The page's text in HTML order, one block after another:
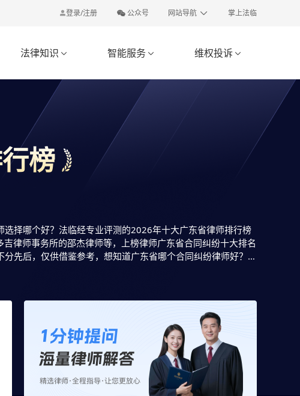
登录/注册 公众号 网站导航 掌上法临
法律知识  智能服务  维权投诉 
榜
择哪个好？法临经专业评测的2026年十大广东省律师排行榜
律师事务所的邵杰律师等，上榜律师广东省合同纠纷十大排名
先后，仅供借鉴参考，想知道广东省哪个合同纠纷律师好？您